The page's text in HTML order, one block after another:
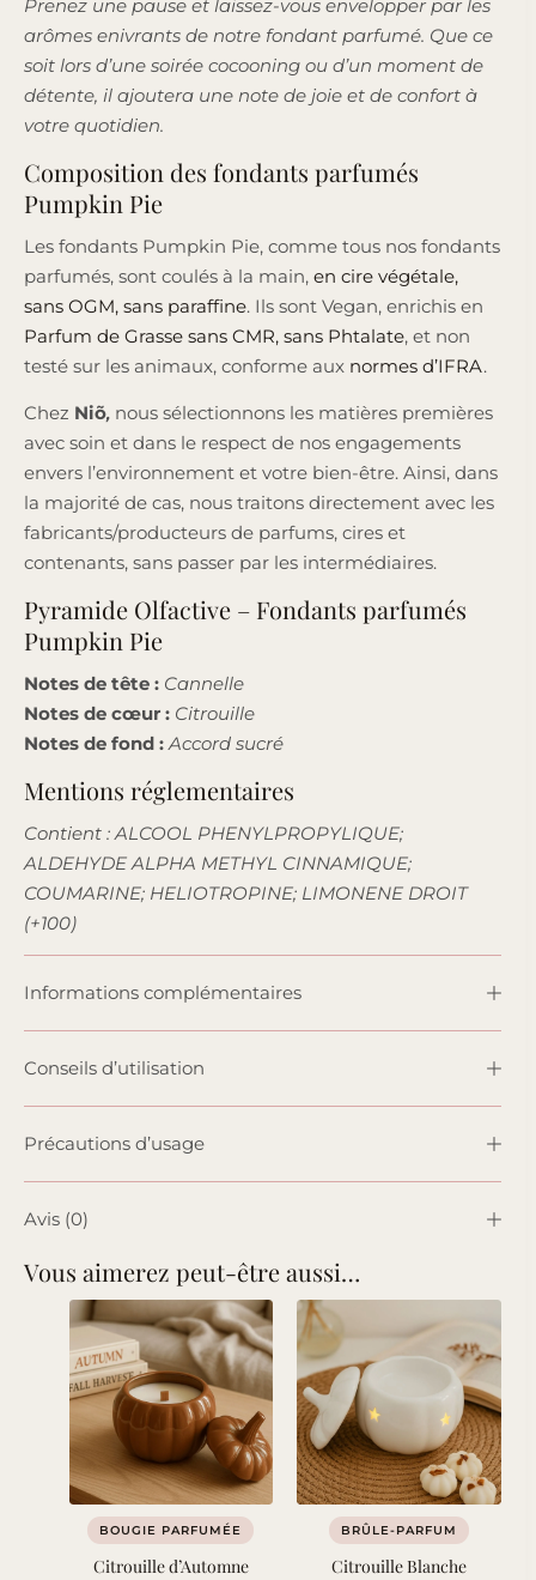
Prenez une pause et laissez-vous envelopper par les
arômes enivrants de notre fondant parfumé. Que ce
soit lors d’une soirée cocooning ou d’un moment de
détente, il ajoutera une note de joie et de confort à
votre quotidien.
Composition des fondants parfumés
Pumpkin Pie
Les fondants Pumpkin Pie, comme tous nos fondants
parfumés, sont coulés à la main, en cire végétale,
sans OGM, sans paraffine. Ils sont Vegan, enrichis en
Parfum de Grasse sans CMR, sans Phtalate, et non
testé sur les animaux, conforme aux normes d’IFRA.
Chez Niõ, nous sélectionnons les matières premières
avec soin et dans le respect de nos engagements
envers l’environnement et votre bien-être. Ainsi, dans
la majorité de cas, nous traitons directement avec les
fabricants/producteurs de parfums, cires et
contenants, sans passer par les intermédiaires.
Pyramide Olfactive – Fondants parfumés
Pumpkin Pie
Notes de tête : Cannelle
Notes de cœur : Citrouille
Notes de fond :Accord sucré
Mentions réglementaires
Contient : ALCOOL PHENYLPROPYLIQUE;
ALDEHYDE ALPHA METHYL CINNAMIQUE;
COUMARINE; HELIOTROPINE; LIMONENE DROIT
(+100)
Informations complémentaires
Conseils d’utilisation
Précautions d’usage
Avis (0)
Vous aimerez peut-être aussi…
BOUGIE PARFUMÉE
Citrouille d’Automne
BRÛLE-PARFUM
Citrouille Blanche